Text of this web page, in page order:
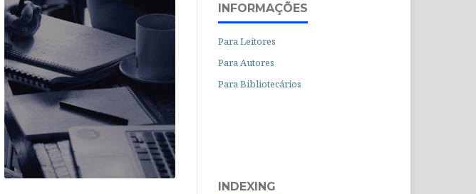
INFORMAÇÕES
Para Leitores
Para Autores
Para Bibliotecários
INDEXING